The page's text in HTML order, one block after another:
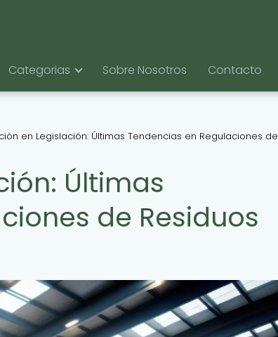
Categorias Sobre Nosotros Contacto
en Legislación: Últimas Tendencias en Regulaciones de
Últimas
de Residuos